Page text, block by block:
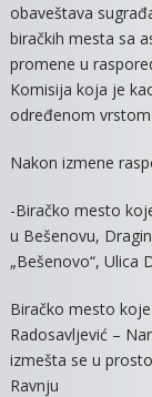
obaveštava
biračkih mesta sa
promene u
Komisija koja je
određenom
Nakon izmene
-Biračko mesto
u Bešenovu,
„Bešenovo“, Ulica
Biračko mesto
Radosavljević –
izmešta se u
Ravnju